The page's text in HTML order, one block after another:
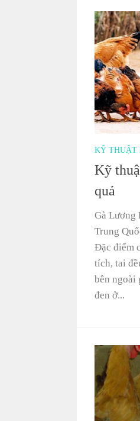
KỸ THUẬT
Kỹ
quả
Gà Lương
Trung
Đặc điểm
tích, tai
bên ngoài
đen ở...